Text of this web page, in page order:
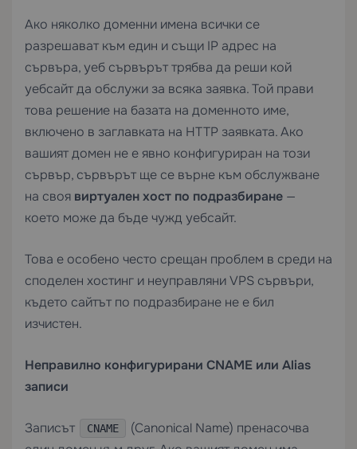
Ако няколко доменни имена всички се
разрешават към един и същи IP адрес на
сървъра, уеб сървърът трябва да реши кой
уебсайт да обслужи за всяка заявка. Той прави
това решение на базата на доменното име,
включено в заглавката на HTTP заявката. Ако
вашият домен не е явно конфигуриран на този
сървър, сървърът ще се върне към обслужване
на своя виртуален хост по подразбиране —
което може да бъде чужд уебсайт.
Това е особено често срещан проблем в среди на
споделен хостинг и неуправляни VPS сървъри,
където сайтът по подразбиране не е бил
изчистен.
Неправилно конфигурирани CNAME или Alias
записи
Записът CNAME
(Canonical Name) пренасочва